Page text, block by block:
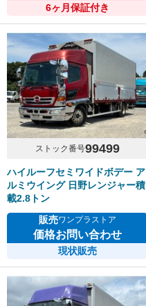
6ヶ月保証付き
ストック番号99499
ハイルーフセミワイドボデー ア
ルミウイング 日野レンジャー積
載2.8トン
販売ワンプラストア
価格お問い合わせ
現状販売